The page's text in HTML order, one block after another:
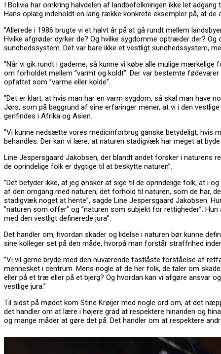
I Bolivia har omkring halvdelen af landbefolkningen ikke let
Hans oplæg indeholdt en lang række konkrete eksempler på, at
”Allerede i 1986 brugte vi et halvt år på at gå rundt mellem
Hvilke afgrøder dyrker de? Og hvilke sygdomme optræder der?
sundhedssystem. Det var bare ikke et vestligt sundhedssystem,
”Når vi gik rundt i gaderne, så kunne vi købe alle mulige
om forholdet mellem ”varmt og koldt”. Der var bestemte
opfattet som ”varme eller kolde”.
”Det er klart, at hvis man har en varm sygdom, så skal man have
Jørs, som på baggrund af sine erfaringer mener, at vi i den
genfindes i Afrika og Asien.
”Vi kunne nedsætte vores medicinforbrug ganske betydeligt, hvis
behandles. Der kan vi lære, at naturen stadigvæk har meget at
Line Jespersgaard Jakobsen, der blandt andet forsker i naturens
de oprindelige folk er dygtige til at beskytte naturen”.
”Det betyder ikke, at jeg ønsker at sige til de oprindelige folk, at i
af den omgang med naturen, det forhold til naturen, som de har,
stadigvæk noget at hente”, sagde Line Jespersgaard Jakobsen.
”naturen som offer” og ”naturen som subjekt for rettigheder”. Hun
med den vestligt definerede jura”.
Det handler om, hvordan skader og lidelse i naturen bør kunne
sine kolleger set på den måde, hvorpå man forstår straffrihed
”Vi vil gerne bryde med den nuværende fastlåste forståelse af
mennesket i centrum. Mens nogle af de her folk, de taler om
eller på et træ eller på et bjerg? Og hvordan kan vi afgøre ansvar
vestlige jura.”
Til sidst på mødet kom Stine Krøijer med nogle ord om, at det
det handler om at lære i højere grad at respektere hinanden og
og mange måder at gøre det på. Det handler om at respektere